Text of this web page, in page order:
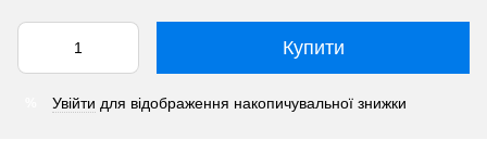
Купити
Увійти для відображення накопичувальної знижки